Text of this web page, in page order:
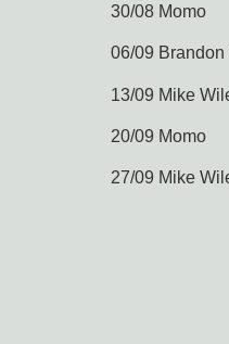
30/08 Momo
06/09
13/09 Mike
20/09 Momo
27/09 Mike